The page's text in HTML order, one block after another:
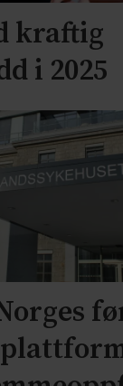
kraftig
i 2025